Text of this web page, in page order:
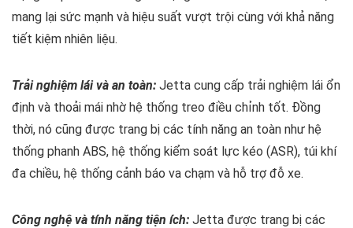
mang lại sức mạnh và hiệu suất vượt trội cùng với khả năng
tiết kiệm nhiên liệu.
Trải nghiệm lái và an toàn: Jetta cung cấp trải nghiệm lái ổn
định và thoải mái nhờ hệ thống treo điều chỉnh tốt. Đồng
thời, nó cũng được trang bị các tính năng an toàn như hệ
thống phanh ABS, hệ thống kiểm soát lực kéo (ASR), túi khí
đa chiều, hệ thống cảnh báo va chạm và hỗ trợ đỗ xe.
Công nghệ và tính năng tiện ích: Jetta được trang bị các